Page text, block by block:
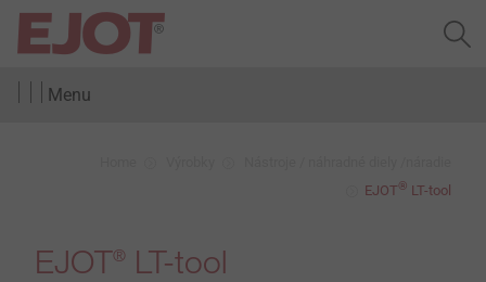
Menu
EJOT® LT-tool
EJOT® LT-tool